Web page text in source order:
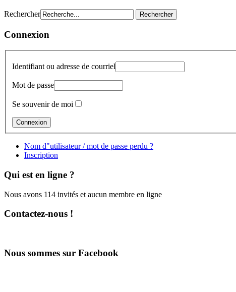
Rechercher
Connexion
Identifiant ou adresse de courriel
Mot de passe
Se souvenir de moi
Nom d"utilisateur / mot de passe perdu ?
Inscription
Qui est en ligne ?
Nous avons 114 invités et aucun membre en ligne
Contactez-nous !
Nous sommes sur Facebook